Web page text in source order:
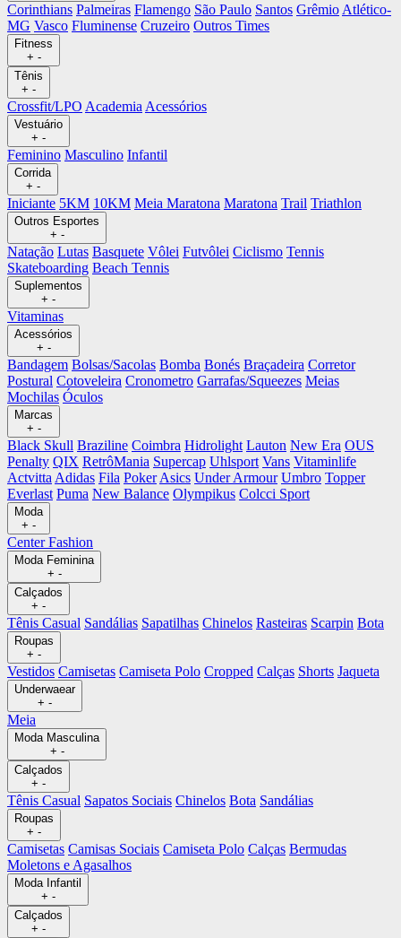
Corinthians Palmeiras Flamengo São Paulo Santos Grêmio Atlético-
MG Vasco Fluminense Cruzeiro Outros Times
Fitness
+ -
Tênis
+ -
Crossfit/LPO Academia Acessórios
Vestuário
+ -
Feminino Masculino Infantil
Corrida
+ -
Iniciante 5KM 10KM Meia Maratona Maratona Trail Triathlon
Outros Esportes
+ -
Natação Lutas Basquete Vôlei Futvôlei Ciclismo Tennis
Skateboarding Beach Tennis
Suplementos
+ -
Vitaminas
Acessórios
+ -
Bandagem Bolsas/Sacolas Bomba Bonés Braçadeira Corretor
Postural Cotoveleira Cronometro Garrafas/Squeezes Meias
Mochilas Óculos
Marcas
+ -
Black Skull Braziline Coimbra Hidrolight Lauton New Era OUS
Penalty QIX RetrôMania Supercap Uhlsport Vans Vitaminlife
Actvitta Adidas Fila Poker Asics Under Armour Umbro Topper
Everlast Puma New Balance Olympikus Colcci Sport
Moda
+ -
Center Fashion
Moda Feminina
+ -
Calçados
+ -
Tênis Casual Sandálias Sapatilhas Chinelos Rasteiras Scarpin Bota
Roupas
+ -
Vestidos Camisetas Camiseta Polo Cropped Calças Shorts Jaqueta
Underwaear
+ -
Meia
Moda Masculina
+ -
Calçados
+ -
Tênis Casual Sapatos Sociais Chinelos Bota Sandálias
Roupas
+ -
Camisetas Camisas Sociais Camiseta Polo Calças Bermudas
Moletons e Agasalhos
Moda Infantil
+ -
Calçados
+ -